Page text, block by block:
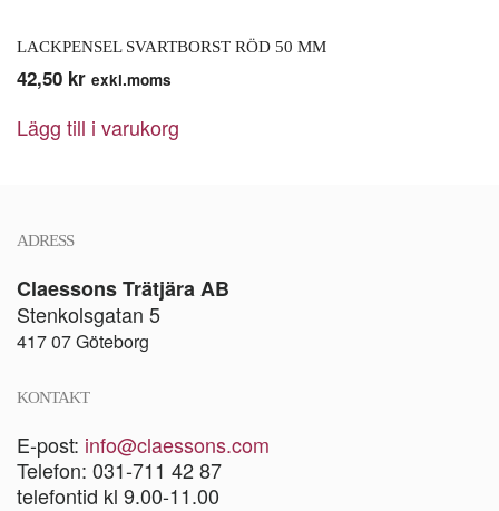
LACKPENSEL SVARTBORST RÖD 50 MM
42,50 kr exkl.moms
Lägg till i varukorg
ADRESS
Claessons Trätjära AB
Stenkolsgatan 5
417 07 Göteborg
KONTAKT
E-post: info@claessons.com
Telefon: 031-711 42 87
telefontid kl 9.00-11.00